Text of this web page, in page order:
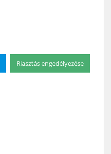
Riasztás engedélyezése